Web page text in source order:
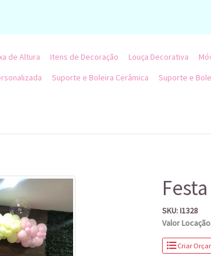
de Altura Itens de Decoração Louça Decorativa
Suporte e Boleira Cerâmica Suporte e
SKU: I1328
Valor
Criar